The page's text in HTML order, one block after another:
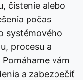
čistenie alebo
počas
systémového
procesu a
vám
a zabezpečiť